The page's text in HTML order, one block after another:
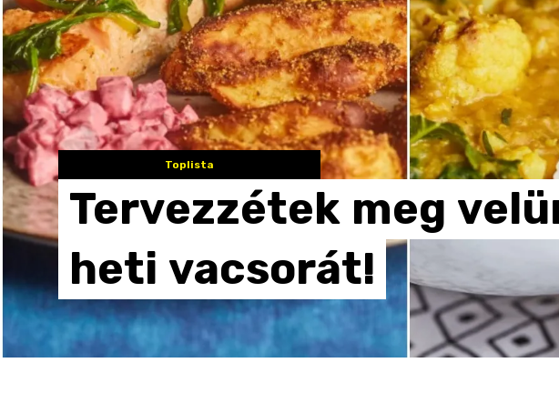
Toplista
Tervezzétek meg
heti vacsorát!